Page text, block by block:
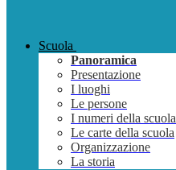
Scuola
Panoramica
Presentazione
I luoghi
Le persone
I numeri della scuola
Le carte della scuola
Organizzazione
La storia